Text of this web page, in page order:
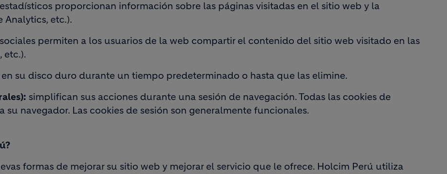
proporcionan información sobre las páginas visitadas en el sitio web y la
etc.).
permiten a los usuarios de la web compartir el contenido del sitio web visitado en las
etc.).
su disco duro durante un tiempo predeterminado o hasta que las elimine.
simplifican sus acciones durante una sesión de navegación. Todas las cookies de
su navegador. Las cookies de sesión son generalmente funcionales.
formas de mejorar su sitio web y mejorar el servicio que le ofrece. Holcim Perú utiliza